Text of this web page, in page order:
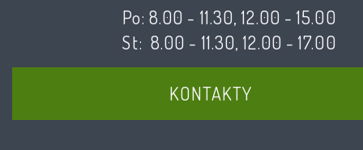
Po: 8.00 - 11.30, 12.00 - 15.00
St: 8.00 - 11.30, 12.00 - 17.00
KONTAKTY